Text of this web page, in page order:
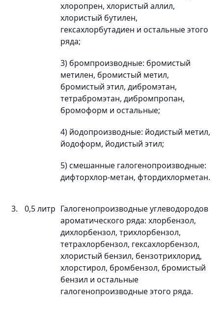
хлоропрен, хлористый аллил,
хлористый бутилен,
гексахлорбутадиен и остальные этого
ряда;
3) бромпроизводные: бромистый
метилен, бромистый метил,
бромистый этил, дибромэтан,
тетрабромэтан, дибромпропан,
бромоформ и остальные;
4) йодопроизводные: йодистый метил,
йодоформ, йодистый этил;
5) смешанные галогенопроизводные:
дифторхлор-метан, фтордихлорметан.
3. 0,5 литр Галогенопроизводные углеводородов
ароматического ряда: хлорбензол,
дихлорбензол, трихлорбензол,
тетрахлорбензол, гексахлорбензол,
хлористый бензил, бензотрихлорид,
хлорстирол, бромбензол, бромистый
бензил и остальные
галогенопроизводные этого ряда.